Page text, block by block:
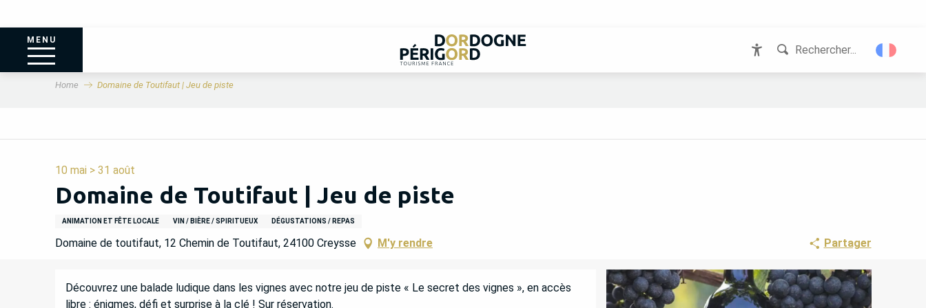
MENU
Rechercher...
Home Domaine de Toutifaut | Jeu de piste
10 mai > 31 août
Domaine de Toutifaut | Jeu de piste
ANIMATION ET FÊTE LOCALE VIN / BIÈRE / SPIRITUEUX DÉGUSTATIONS / REPAS
Domaine de toutifaut, 12 Chemin de Toutifaut, 24100 Creysse M'y rendre Partager
DESCRIPTION
Découvrez une balade ludique dans les vignes avec notre jeu de piste « Le secret des vignes », en accès
libre : énigmes, défi et surprise à la clé ! Sur réservation.